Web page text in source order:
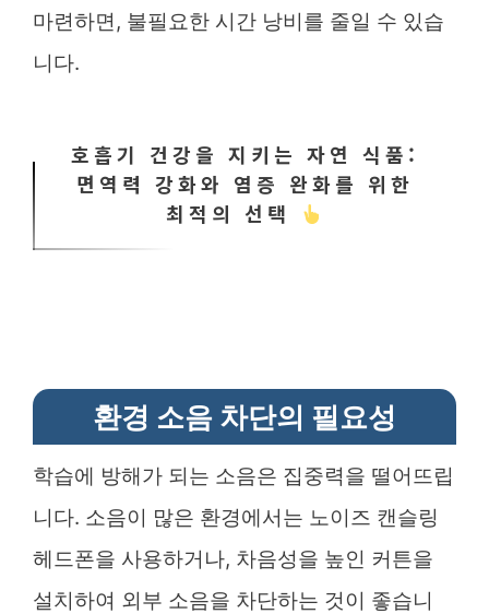
마련하면, 불필요한 시간 낭비를 줄일 수 있습
니다.
호흡기 건강을 지키는 자연 식품:
면역력 강화와 염증 완화를 위한
최적의 선택
환경 소음 차단의 필요성
학습에 방해가 되는 소음은 집중력을 떨어뜨립
니다. 소음이 많은 환경에서는 노이즈 캔슬링
헤드폰을 사용하거나, 차음성을 높인 커튼을
설치하여 외부 소음을 차단하는 것이 좋습니